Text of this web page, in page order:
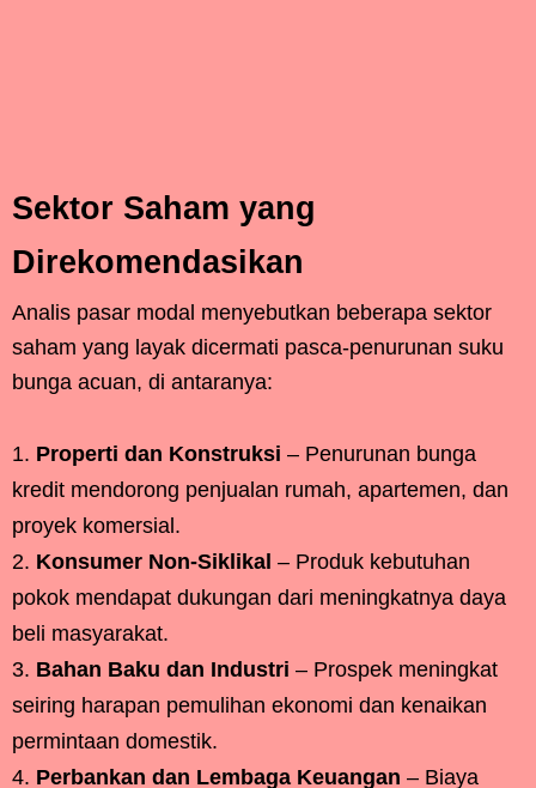
Sektor Saham yang
Direkomendasikan
Analis pasar modal menyebutkan beberapa sektor
saham yang layak dicermati pasca-penurunan suku
bunga acuan, di antaranya:
Properti dan Konstruksi – Penurunan bunga
kredit mendorong penjualan rumah, apartemen, dan
proyek komersial.
Konsumer Non-Siklikal – Produk kebutuhan
pokok mendapat dukungan dari meningkatnya daya
beli masyarakat.
Bahan Baku dan Industri – Prospek meningkat
seiring harapan pemulihan ekonomi dan kenaikan
permintaan domestik.
Perbankan dan Lembaga Keuangan – Biaya